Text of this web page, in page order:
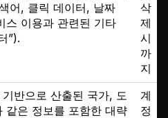
어, 클릭 데이터, 날짜
스 이용과 관련된 기타
”).
삭
제
시
까
지
반으로 산출된 국가, 도
같은 정보를 포함한 대략
계
정